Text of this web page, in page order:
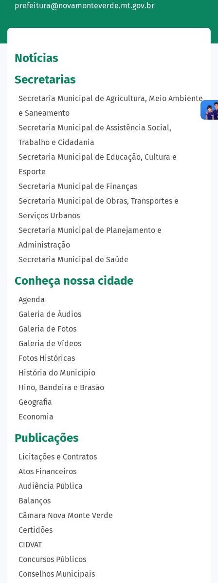
prefeitura@novamonteverde.mt.gov.br
Notícias
Secretarias
Secretaria Municipal de Agricultura, Meio Ambiente
e Saneamento
Secretaria Municipal de Assistência Social,
Trabalho e Cidadania
Secretaria Municipal de Educação, Cultura e
Esporte
Secretaria Municipal de Finanças
Secretaria Municipal de Obras, Transportes e
Serviços Urbanos
Secretaria Municipal de Planejamento e
Administração
Secretaria Municipal de Saúde
Conheça nossa cidade
Agenda
Galeria de Áudios
Galeria de Fotos
Galeria de Vídeos
Fotos Históricas
História do Município
Hino, Bandeira e Brasão
Geografia
Economia
Publicações
Licitações e Contratos
Atos Financeiros
Audiência Pública
Balanços
Câmara Nova Monte Verde
Certidões
CIDVAT
Concursos Públicos
Conselhos Municipais